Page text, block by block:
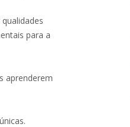
para a
aprenderem